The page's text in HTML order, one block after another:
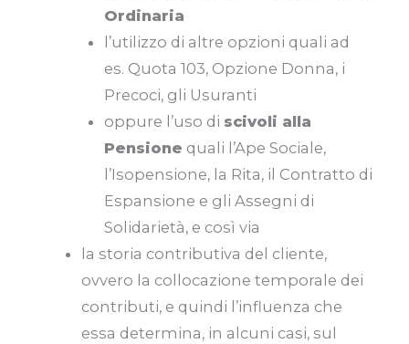
Ordinaria
l’utilizzo di altre opzioni quali ad
es. Quota 103, Opzione Donna, i
Precoci, gli Usuranti
oppure l’uso di scivoli alla
Pensione quali l’Ape Sociale,
l’Isopensione, la Rita, il Contratto di
Espansione e gli Assegni di
Solidarietà, e così via
la storia contributiva del cliente,
ovvero la collocazione temporale dei
contributi, e quindi l’influenza che
essa determina, in alcuni casi, sul